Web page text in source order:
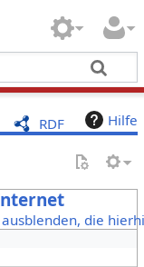
RDF Hilfe
die